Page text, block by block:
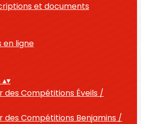
et documents
en ligne
▴▾
des Compétitions Éveils /
des Compétitions Benjamins /